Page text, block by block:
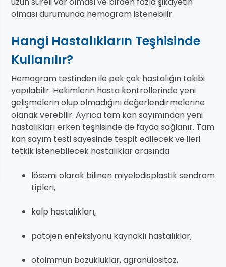
olması durumunda hemogram istenebilir.
Hangi Hastalıkların Teşhisinde
Kullanılır?
Hemogram testinden ile pek çok hastalığın takibi
yapılabilir. Hekimlerin hasta kontrollerinde yeni
gelişmelerin olup olmadığını değerlendirmelerine
olanak verebilir. Ayrıca tam kan sayımından yeni
hastalıkları erken teşhisinde de fayda sağlanır. Tam
kan sayım testi sayesinde tespit edilecek ve ileri
tetkik istenebilecek hastalıklar arasında
lösemi olarak bilinen miyelodisplastik sendrom
tipleri,
kalp hastalıkları,
patojen enfeksiyonu kaynaklı hastalıklar,
otoimmün bozukluklar, agranülositoz,